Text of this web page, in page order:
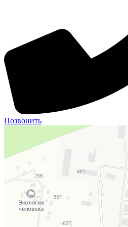
Позвонить